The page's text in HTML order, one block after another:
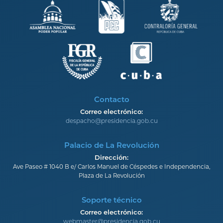
Contacto
Correo electrónico:
despacho@presidencia.gob.cu
Palacio de La Revolución
Dirección:
Ave Paseo # 1040 B e/ Carlos Manuel de Céspedes e Independencia,
Plaza de La Revolución
Soporte técnico
Correo electrónico:
webmaster@presidencia.gob.cu